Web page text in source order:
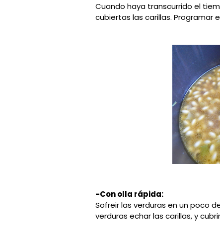
Cuando haya transcurrido el
cubiertas las carillas. Programar
-Con olla rápida:
Sofreir las verduras en un poco
verduras echar las carillas, y